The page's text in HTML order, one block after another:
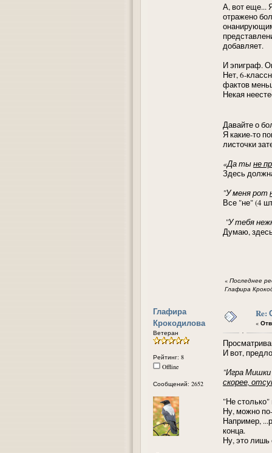
А, вот еще...
отражено
добавляет.
И эпиграф.
Нет, 6-
фактов
Некая
Давайте о
Я какие-то
листочки
«Да тыне
Здесь
"У меня рот
Все "не" (4
"У тебя
Думаю,
« Последнее
Глафира
Глафира
Крокодилова
Ветеран
Рейтинг: 8
Offline
Сообщений: 2652
Re:
«
И вот,
"Игра
скорее,
"Не столько"
Ну, можно
Например,
конца.
Ну, это лишь